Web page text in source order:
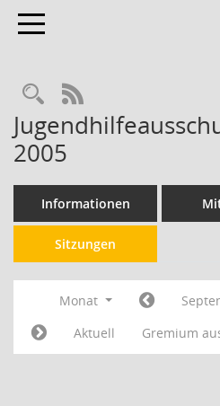
Toggle navigation
RSS-Feed
2005
Informationen
Sitzungen
Monat
Aktuell
Gremium